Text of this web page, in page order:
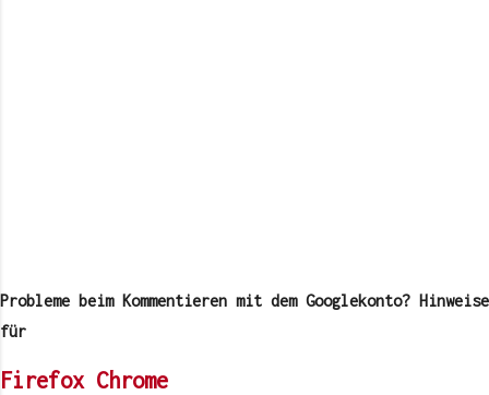
m
m
a
Probleme beim Kommentieren mit dem Googlekonto? Hinweise
für
Firefox Chrome